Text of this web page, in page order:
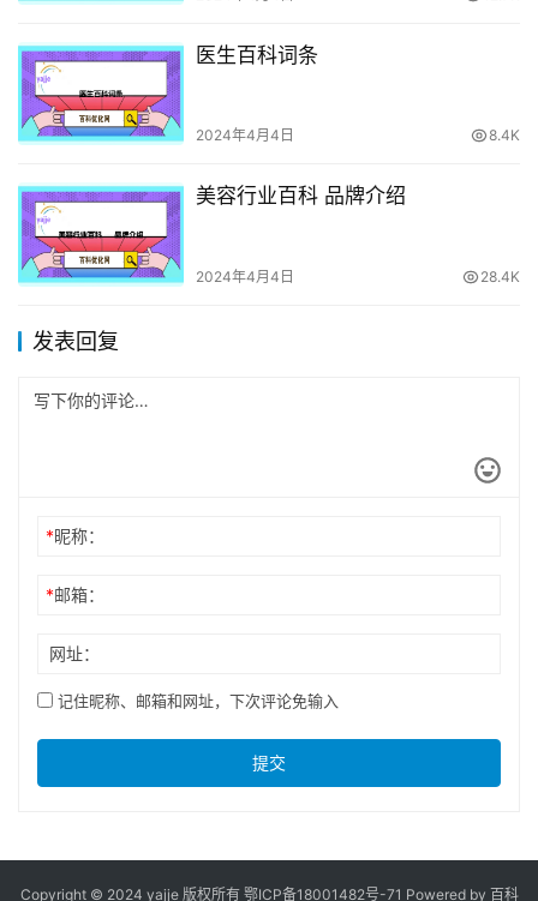
医生百科词条
2024年4月4日 8.4K
美容行业百科 品牌介绍
2024年4月4日 28.4K
发表回复
*昵称：
*邮箱：
网址：
记住昵称、邮箱和网址，下次评论免输入
提交
Copyright © 2024 yajje 版权所有鄂ICP备18001482号-71 Powered by 百科